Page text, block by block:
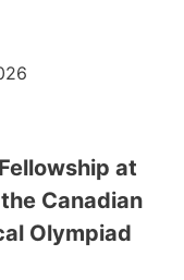
at
Canadian
Olympiad